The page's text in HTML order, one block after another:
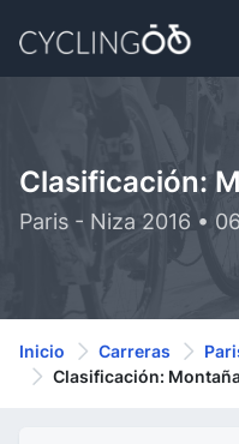
Clasificación:
Paris - Niza 2016 •
Inicio Carreras
Clasificación: